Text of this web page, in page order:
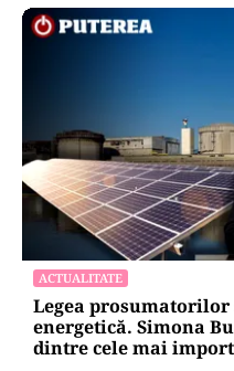
ACTUALITATE
Legea
energetică. Simona
dintre cele mai